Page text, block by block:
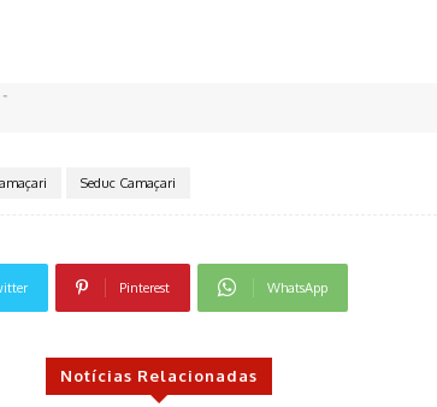
-
Seduc Camaçari
Pinterest WhatsApp
Notícias Relacionadas